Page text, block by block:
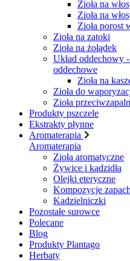
Zioła na
Zioła na
Zioła porost
Zioła na zatoki
Zioła na żołądek
Układ oddechowy
oddechowe
Zioła na
Zioła do
Zioła
Produkty pszczele
Ekstrakty płynne
Aromaterapia
Aromaterapia
Zioła aromatyczne
Żywice i kadzidła
Olejki eteryczne
Kompozycje
Kadzielniczki
Pozostałe surowce
Polecane
Blog
Produkty Plantago
Herbaty